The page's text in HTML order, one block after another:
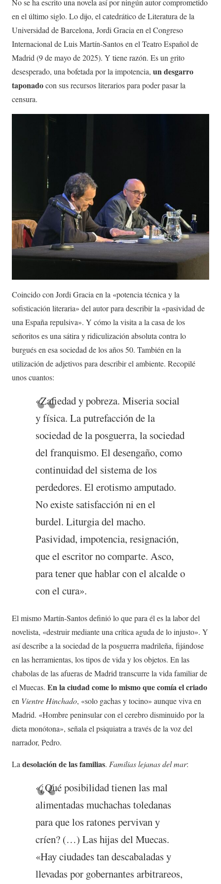
No se ha escrito una novela así por ningún autor comprometido
en el último siglo. Lo dijo, el catedrático de Literatura de la
Universidad de Barcelona, Jordi Gracia en el Congreso
Internacional de Luis Martín-Santos en el Teatro Español de
Madrid (9 de mayo de 2025). Y tiene razón. Es un grito
desesperado, una bofetada por la impotencia, un desgarro
taponadocon sus recursos literarios para poder pasar la
censura.
Coincido con Jordi Gracia en la «potencia técnica y la
sofisticación literaria» del autor para describir la «pasividad de
una España repulsiva». Y cómo la visita a la casa de los
señoritos es una sátira y ridiculización absoluta contra lo
burgués en esa sociedad de los años 50. También en la
utilización de adjetivos para describir el ambiente. Recopilé
unos cuantos:
«Zafiedad y pobreza. Miseria social
y física. La putrefacción de la
sociedad de la posguerra, la sociedad
del franquismo. El desengaño, como
continuidad del sistema de los
perdedores. El erotismo amputado.
No existe satisfacción ni en el
burdel. Liturgia del macho.
Pasividad, impotencia, resignación,
que el escritor no comparte. Asco,
para tener que hablar con el alcalde o
con el cura».
El mismo Martín-Santos definió lo que para él es la labor del
novelista, «destruir mediante una crítica aguda de lo injusto». Y
así describe a la sociedad de la posguerra madrileña, fijándose
en las herramientas, los tipos de vida y los objetos. En las
chabolas de las afueras de Madrid transcurre la vida familiar de
el Muecas. En la ciudad come lo mismo que comía el criado
en Vientre Hinchado, «solo gachas y tocino» aunque viva en
Madrid. «Hombre peninsular con el cerebro disminuido por la
dieta monótona», señala el psiquiatra a través de la voz del
narrador, Pedro.
Ladesolación de las familias. Familias lejanas del mar:
«¿Qué posibilidad tienen las mal
alimentadas muchachas toledanas
para que los ratones pervivan y
críen? (…) Las hijas del Muecas.
«Hay ciudades tan descabaladas y
llevadas por gobernantes arbitrareos,